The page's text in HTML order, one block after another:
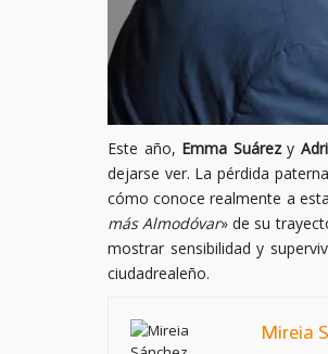
Este año, Emma Suárezy
dejarse ver. La pérdida
cómo conoce realmente a
más Almodóvar» de su
mostrar sensibilidad y
ciudadrealeño.
Mireia